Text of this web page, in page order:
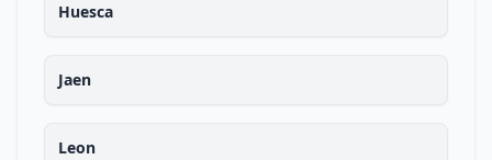
Huesca
Jaen
Leon